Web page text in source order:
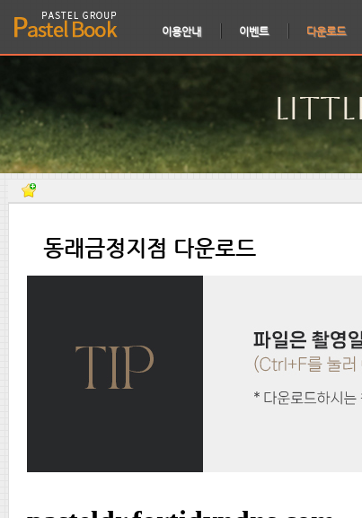
이용안내 이벤트 다운로드
⠀동래금정지점 다운로드